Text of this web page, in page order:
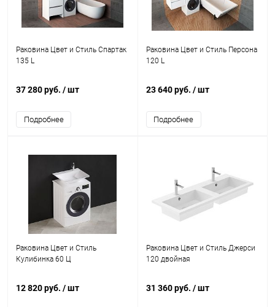
Раковина Цвет и Стиль Спартак
135 L
37 280 руб. / шт
Подробнее
Раковина Цвет и Стиль Персона
120 L
23 640 руб. / шт
Подробнее
Раковина Цвет и Стиль
Кулибинка 60 Ц
12 820 руб. / шт
Раковина Цвет и Стиль Джерси
120 двойная
31 360 руб. / шт